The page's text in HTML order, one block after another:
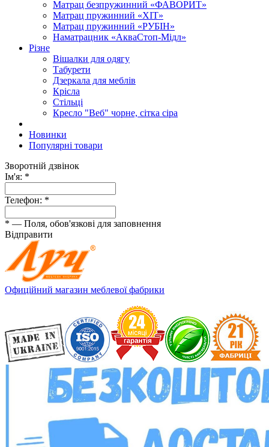
Матрац безпружинний «ФАВОРИТ»
Матрац пружинний «ХІТ»
Матрац пружинний «РУБІН»
Наматрацник «АкваСтоп-Мідл»
Різне
Вішалки для одягу
Табурети
Дзеркала для меблів
Крісла
Стільці
Кресло "Веб" чорне, сітка сіра
Новинки
Популярні товари
Зворотній дзвінок
Ім'я: *
Телефон: *
* — Поля, обов'язкові для заповнення
Відправити
Офиційний магазин меблевої фабрики